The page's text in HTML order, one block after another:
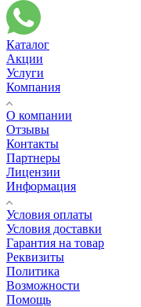
Каталог
Акции
Услуги
Компания
О компании
Отзывы
Контакты
Партнеры
Лицензии
Информация
Условия оплаты
Условия доставки
Гарантия на товар
Реквизиты
Политика
Возможности
Помощь